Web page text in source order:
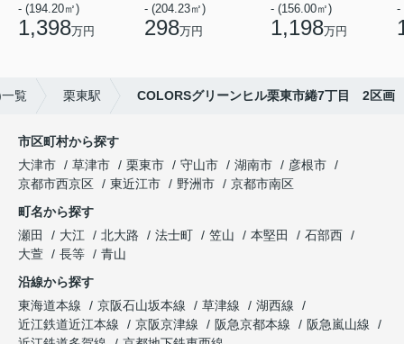
- (194.20㎡)
1,398万円
- (204.23㎡)
298万円
- (156.00㎡)
1,198万円
-
覧 栗東駅 COLORSグリーンヒル栗東市綣7丁目 2区画
市区町村から探す
大津市
草津市 栗東市 守山市 湖南市
彦根市
京都市西京区
東近江市 野洲市
京都市南区
町名から探す
瀬田
大江 北大路 法士町 笠山 本堅田
石部西
大萱
長等
青山
沿線から探す
東海道本線
京阪石山坂本線 草津線
湖西線
近江鉄道近江本線
京阪京津線 阪急京都本線
阪急嵐山線